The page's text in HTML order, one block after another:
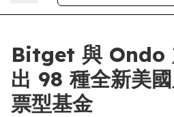
Bitget 與 Ondo
出 98 種全新美
票型基金